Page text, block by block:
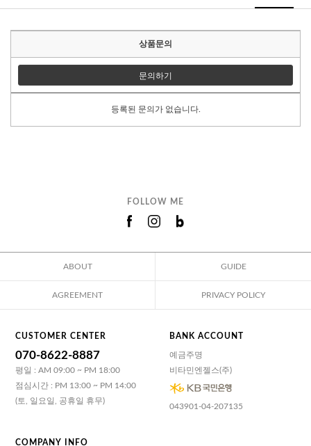
상품문의
문의하기
등록된 문의가 없습니다.
FOLLOW ME
ABOUT GUIDE
AGREEMENT PRIVACY POLICY
CUSTOMER CENTER
070-8622-8887
평일 : AM 09:00 ~ PM 18:00
점심시간 : PM 13:00 ~ PM 14:00
(토, 일요일, 공휴일 휴무)
BANK ACCOUNT
예금주명
비타민엔젤스(주)
043901-04-207135
COMPANY INFO